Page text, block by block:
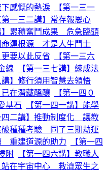
下感慨的熱淚
【第一三一
第一三二講】常存報恩心
】累積奮鬥成果 危急臨頭
命運根源 才是人生鬥士
要以此反省
【第一三六
線
【第一三七講】練成法
講】修行須用智慧去領悟
在潛藏醞釀
【第一四０
基石
【第一四一講】能學
四二講】推動制度化 讓教
破種種考驗 同了三期劫運
重建道源的助力
【第一四
附
【第一四六講】教職人
站在宇宙中心 救濟眾生之